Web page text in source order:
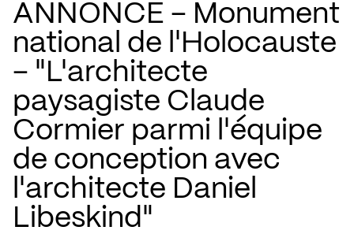
ANNONCE – Monument
national de l'Holocauste
– "L'architecte
paysagiste Claude
Cormier parmi l'équipe
de conception avec
l'architecte Daniel
Libeskind"